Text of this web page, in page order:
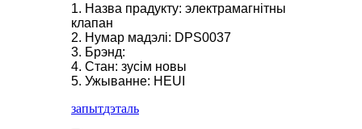
1. Назва прадукту: электрамагнітны
клапан
2. Нумар мадэлі: DPS0037
3. Брэнд:
4. Стан: зусім новы
5. Ужыванне: HEUI
запытдэталь